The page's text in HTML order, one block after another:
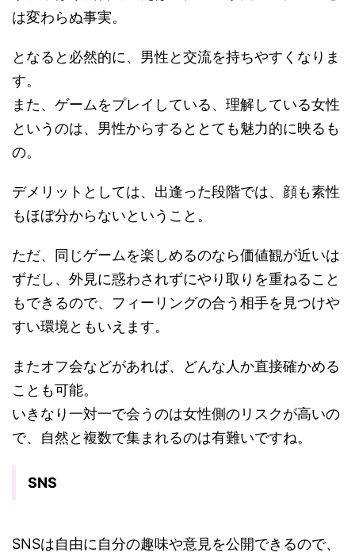
は変わらぬ事実。
となると必然的に、男性と交流を持ちやすくなりま
す。
また、ゲームをプレイしている、理解している女性
というのは、男性からするととても魅力的に映るも
の。
デメリットとしては、出逢った段階では、顔も素性
もほぼ分からないということ。
ただ、同じゲームを楽しめるのなら価値観が近いは
ずだし、外見に惑わされずにやり取りを重ねること
もできるので、フィーリングの合う相手を見つけや
すい環境ともいえます。
またオフ会などがあれば、どんな人か直接確かめる
ことも可能。
いきなり一対一で会うのは女性側のリスクが高いの
で、自然と複数で集まれるのは有難いですね。
SNS
SNSは自由に自分の趣味や意見を公開できるので、